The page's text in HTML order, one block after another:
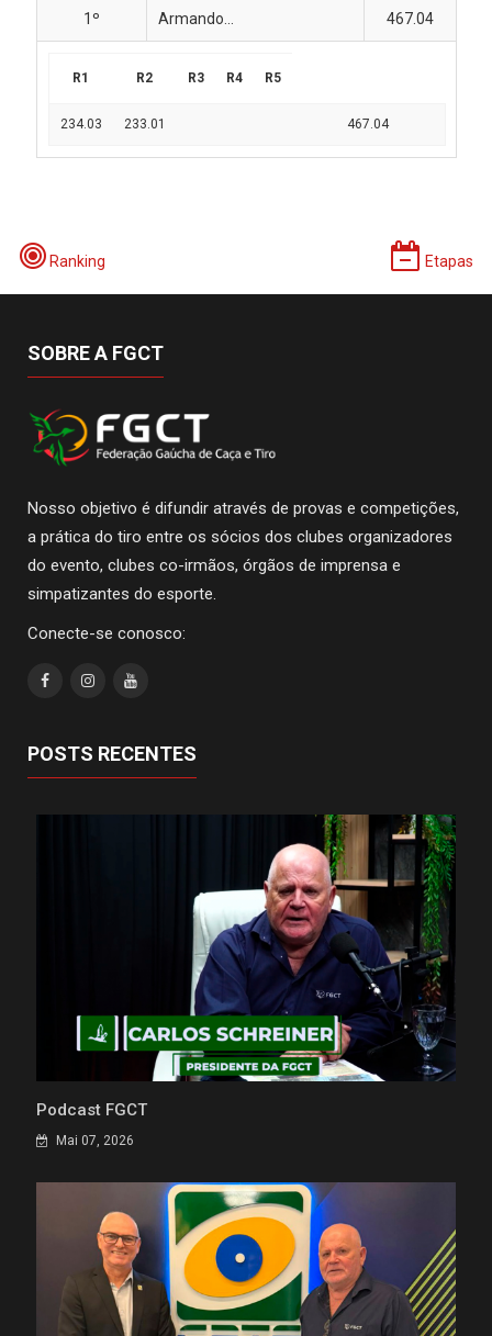
1º Armando... 467.04
R1 R2 R3 R4 R5
234.03 233.01 467.04
Ranking Etapas
SOBRE A FGCT
Nosso objetivo é difundir através de provas e competições,
a prática do tiro entre os sócios dos clubes organizadores
do evento, clubes co-irmãos, órgãos de imprensa e
simpatizantes do esporte.
Conecte-se conosco:
POSTS RECENTES
Podcast FGCT
Mai 07, 2026